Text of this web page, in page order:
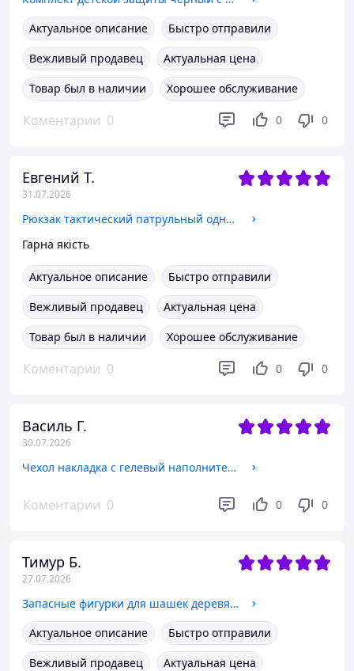
Актуальное описание
Быстро отправили
Вежливый продавец
Актуальная цена
Товар был в наличии
Хорошее обслуживание
Коментарии 0 0 0
Евгений Т.
31.07.2026
Рюкзак тактический патрульный однолямочный SILVER KNIGHT Heroe 5386 30 литров черный
Гарна якість
Актуальное описание
Быстро отправили
Вежливый продавец
Актуальная цена
Товар был в наличии
Хорошее обслуживание
Коментарии 0 0 0
Василь Г.
30.07.2026
Чехол накладка с гелевый наполнителем на сиденье велосипеда SP-Sport ZB01 Black
Коментарии 0 0 0
Тимур Б.
27.07.2026
Запасные фигурки для шашек деревянные с полотном для игр SP-Sport 3107-29
Актуальное описание
Быстро отправили
Вежливый продавец
Актуальная цена